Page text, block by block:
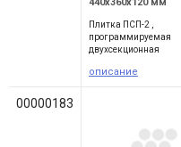
Плитка ПСП-2 ,
программируемая
двухсекционная
описание
00000183